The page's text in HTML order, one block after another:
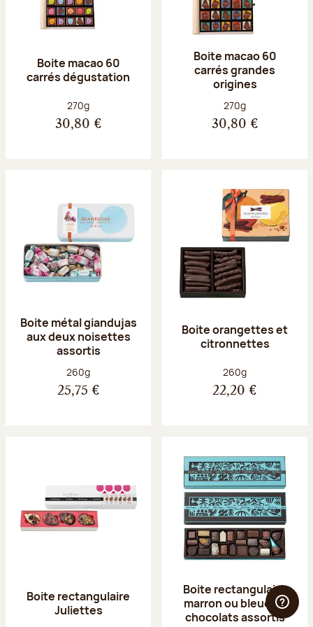
Boite macao 60
carrés dégustation
Poids net :
270g
30,80 €
Boite macao 60
carrés grandes
origines
Poids net :
270g
30,80 €
Boite métal giandujas
aux deux noisettes
assortis
Poids net :
260g
25,75 €
Boite orangettes et
citronnettes
Poids net :
260g
22,20 €
Boite rectangulaire
Juliettes
Boite rectangulaire
marron ou bleue 23
chocolats assortis